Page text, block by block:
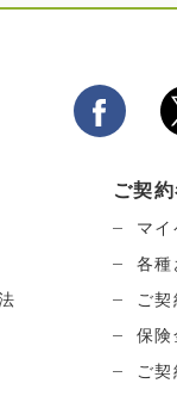
ご契
マイ
各種
ご
保険
ご